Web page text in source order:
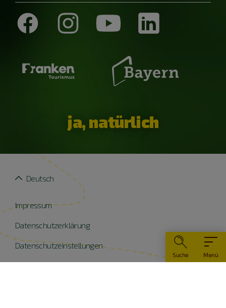
Menü
Suche
ja, natürlich
Impressum
Datenschutzerklärung
Datenschutzeinstellungen
Widerruf erklären
Deutsch